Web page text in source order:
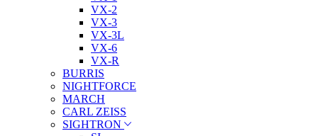
VX-2
VX-3
VX-3L
VX-6
VX-R
BURRIS
NIGHTFORCE
MARCH
CARL ZEISS
SIGHTRON